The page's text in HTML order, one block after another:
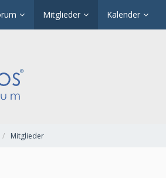
Mitglieder Kalender
Mitglieder